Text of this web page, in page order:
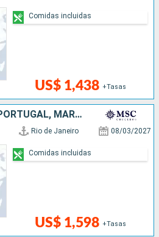
US$ 1,438 +Tasas
Comidas incluidas
BRASIL, CABO VERDE, PORTUGAL, MARRUECOS, ESPAÑA, FRANCIA
Rio de Janeiro 08/03/2027
US$ 1,598 +Tasas
Comidas incluidas